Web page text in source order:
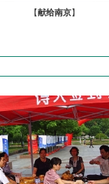
【献给南京】